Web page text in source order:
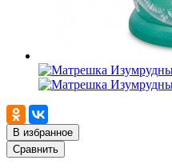
В избранное
Сравнить